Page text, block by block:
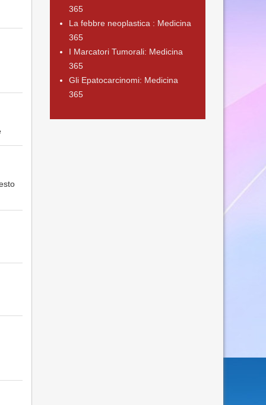
365
La febbre neoplastica : Medicina
365
I Marcatori Tumorali: Medicina
365
Gli Epatocarcinomi: Medicina
365